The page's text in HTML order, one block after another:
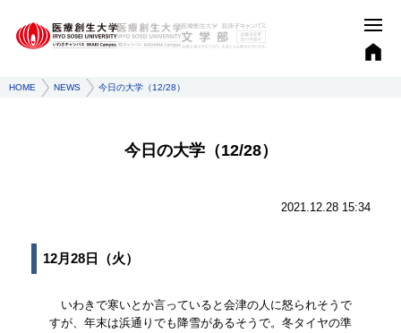
HOME NEWS 今日の大学（12/28）
今日の大学（12/28）
2021.12.28 15:34
12月28日（火）
いわきで寒いとか言っていると会津の人に怒られそうで
すが、年末は浜通りでも降雪があるそうで。冬タイヤの準